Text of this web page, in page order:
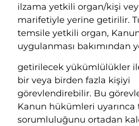
ilzama yetkili organ/kişi
marifetiyle yerine getirilir.
temsile yetkili organ,
uygulanması bakımından
getirilecek yükümlülükler
bir veya birden fazla kişiyi
görevlendirebilir. Bu
Kanun hükümleri
sorumluluğunu ortadan